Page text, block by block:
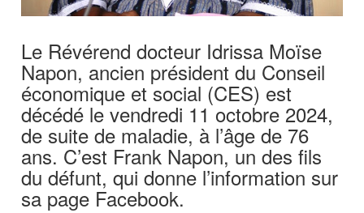
Le Révérend docteur Idrissa Moïse
Napon, ancien président du Conseil
économique et social (CES) est
décédé le vendredi 11 octobre 2024,
de suite de maladie, à l’âge de 76
ans. C’est Frank Napon, un des fils
du défunt, qui donne l’information sur
sa page Facebook.